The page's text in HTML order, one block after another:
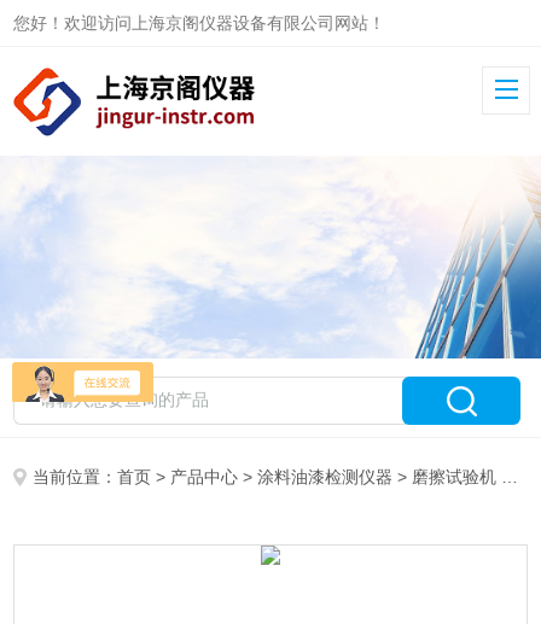
您好！欢迎访问上海京阁仪器设备有限公司网站！
当前位置：首页 > 产品中心 >涂料油漆检测仪器 > 磨擦试验机